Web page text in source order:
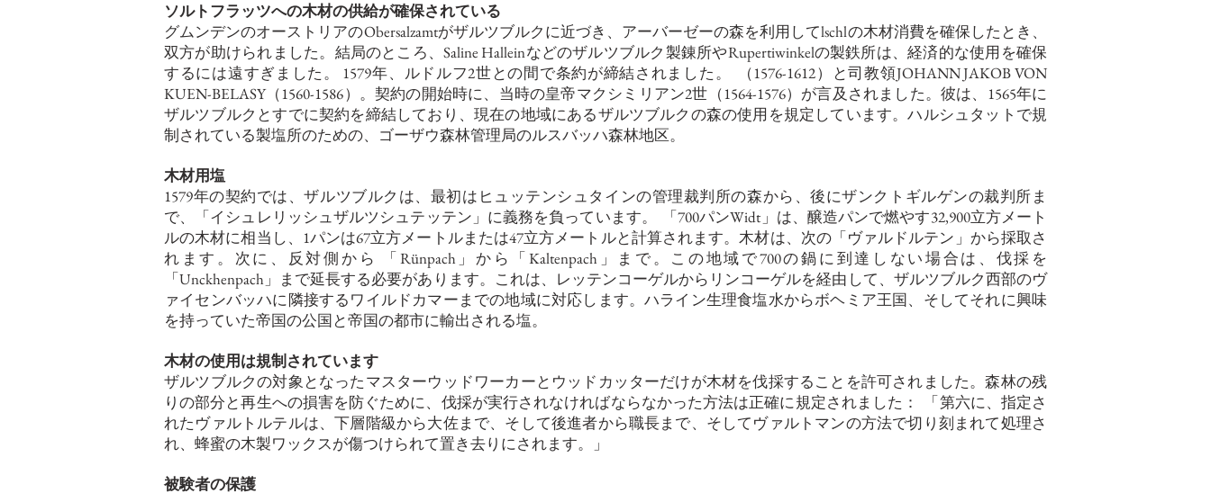
ソルトフラッツへの木材の供給が確保されている
グムンデンのオーストリアのObersalzamtがザルツブルクに近づき、アーバーゼーの森を利用してlschlの木材消費を確保したとき、
双方が助けられました。結局のところ、Saline Halleinなどのザルツブルク製錬所やRupertiwinkelの製鉄所は、経済的な使用を確保
するには遠すぎました。 1579年、ルドルフ2世との間で条約が締結されました。
（1576-1612）と司教領JOHANN JAKOB VON
KUEN-BELASY（1560-1586）。契約の開始時に、当時の皇帝マクシミリアン2世（1564-1576）が言及されました。彼は、1565年に
ザルツブルクとすでに契約を締結しており、現在の地域にあるザルツブルクの森の使用を規定しています。ハルシュタットで規
制されている製塩所のための、ゴーザウ森林管理局のルスバッハ森林地区。
木材用塩
1579年の契約では、ザルツブルクは、最初はヒュッテンシュタインの管理裁判所の森から、後にザンクトギルゲンの裁判所ま
で、「イシュレリッシュザルツシュテッテン」に義務を負っています。
「700パンWidt」は、醸造パンで燃やす32,900立方メート
ルの木材に相当し、1パンは67立方メートルまたは47立方メートルと計算されます。木材は、次の「ヴァルドルテン」から採取さ
れます。次に、反対側から
「Rünpach」から「Kaltenpach」まで。この地域で700の鍋に到達しない場合は、伐採を
「Unckhenpach」まで延長する必要があります。これは、レッテンコーゲルからリンコーゲルを経由して、ザルツブルク西部のヴ
ァイセンバッハに隣接するワイルドカマーまでの地域に対応します。ハライン生理食塩水からボヘミア王国、そしてそれに興味
を持っていた帝国の公国と帝国の都市に輸出される塩。
木材の使用は規制されています
ザルツブルクの対象となったマスターウッドワーカーとウッドカッターだけが木材を伐採することを許可されました。森林の残
りの部分と再生への損害を防ぐために、伐採が実行されなければならなかった方法は正確に規定されました：
「第六に、指定さ
れたヴァルトルテルは、下層階級から大佐まで、そして後進者から職長まで、そしてヴァルトマンの方法で切り刻まれて処理さ
れ、蜂蜜の木製ワックスが傷つけられて置き去りにされます。」
被験者の保護